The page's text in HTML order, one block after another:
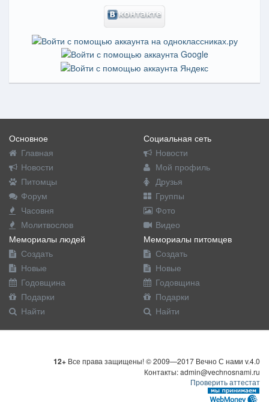
Основное
Главная
Новости
Питомцы
Форум
Часовня
Молитвослов
Социальная сеть
Новости
Мой профиль
Друзья
Группы
Фото
Видео
Мемориалы людей
Создать
Новые
Годовщина
Подарки
Найти
Мемориалы питомцев
Создать
Новые
Годовщина
Подарки
Найти
12+ Все права защищены! © 2009—2017 Вечно С нами v.4.0
Контакты: admin@vechnosnami.ru
Проверить аттестат